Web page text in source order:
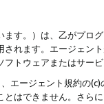
ます。）は、乙がプロ
れます。エージェン
トウェアまたはサー
エージェント規約の
はできません。さら